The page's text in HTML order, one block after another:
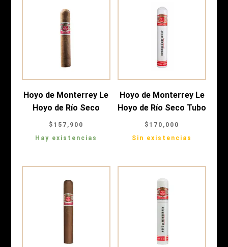
Hoyo de Monterrey Le
Hoyo de Río Seco
$ 157,900
Hay existencias
Hoyo de Monterrey Le
Hoyo de Río Seco Tubo
$ 170,000
Sin existencias